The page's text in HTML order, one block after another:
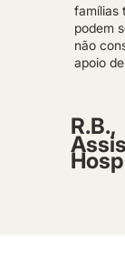
famílias
podem
não
apoio
R.B.,